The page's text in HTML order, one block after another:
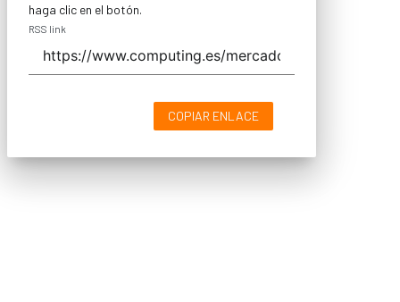
haga clic en el botón.
RSS link
COPIAR ENLACE